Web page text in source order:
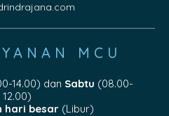
MCU
14.00) dan Sabtu (08.00-
12.00)
hari besar(Libur)